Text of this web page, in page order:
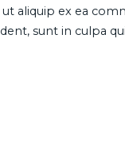
aliquip ex ea
sunt in culpa